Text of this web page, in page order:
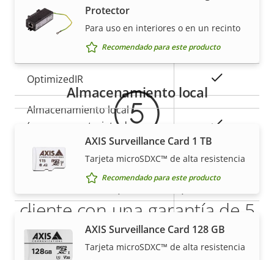
propiedad
Zoom remoto
Infrarrojos integrados
OptimizedIR
Almacenamiento local
(ranura para tarjeta de
Temperatura de
funcionamiento
-40 to 50 °C
Preparada para exterior
Clasificación de vandalismo IK10
Protector
Para uso en interiores o en un recinto
Recomendado para este producto
Almacenamiento local
AXIS Surveillance Card 1 TB
Tarjeta microSDXC™ de alta resistencia
Recomendado para este producto
AXIS Surveillance Card 128 GB
Tarjeta microSDXC™ de alta resistencia
Garantía
Más tranquilidad para el
cliente con una garantía de 5
años